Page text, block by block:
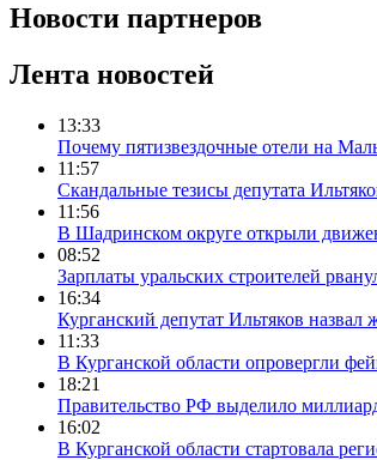
Новости партнеров
Лента новостей
13:33
Почему пятизвездочные отели на
11:57
Скандальные тезисы депутата
11:56
В Шадринском округе открыли
08:52
Зарплаты уральских строителей
16:34
Курганский депутат Ильтяков
11:33
В Курганской области опровергли
18:21
Правительство РФ выделило
16:02
В Курганской области стартовала